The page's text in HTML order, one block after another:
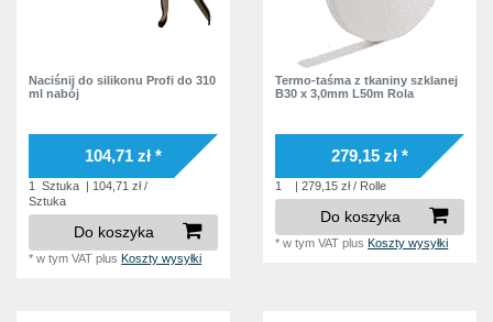
Naciśnij do silikonu Profi do 310
ml nabój
104,71 zł *
1 Sztuka | 104,71 zł /
Sztuka
Do koszyka
*w tym VAT plusKoszty wysyłki
Termo-taśma z tkaniny szklanej
B30 x 3,0mm L50m Rola
279,15 zł *
1 | 279,15 zł / Rolle
Do koszyka
*w tym VAT plusKoszty wysyłki